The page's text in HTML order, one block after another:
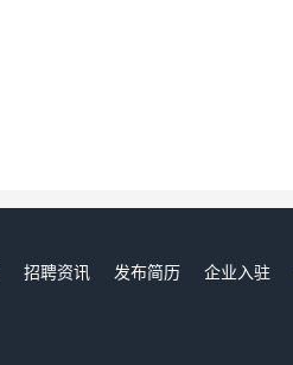
招聘资讯 发布简历 企业入驻